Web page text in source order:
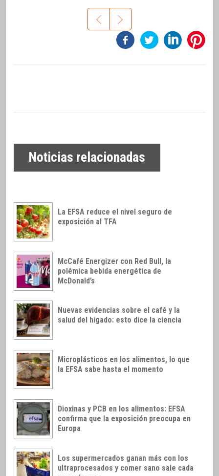
Noticias relacionadas
La EFSA reduce el nivel seguro de
exposición al TFA
McCafé Energizer con Red Bull, la
polémica bebida energética de
McDonald’s
Nuevas evidencias sobre el café y la
salud del hígado: esto dice la ciencia
Microplásticos en los alimentos, lo que
la EFSA sabe hasta el momento
Dioxinas y PCB en los alimentos: EFSA
confirma que la exposición preocupa en
Europa
Los supermercados ganan más con los
ultraprocesados y comer sano sale cada